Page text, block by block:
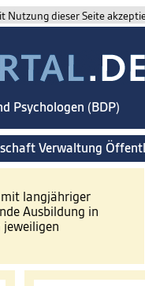
dieser Seite
Psychologen (BDP)
Verwaltung
mit langjähriger
Ausbildung in